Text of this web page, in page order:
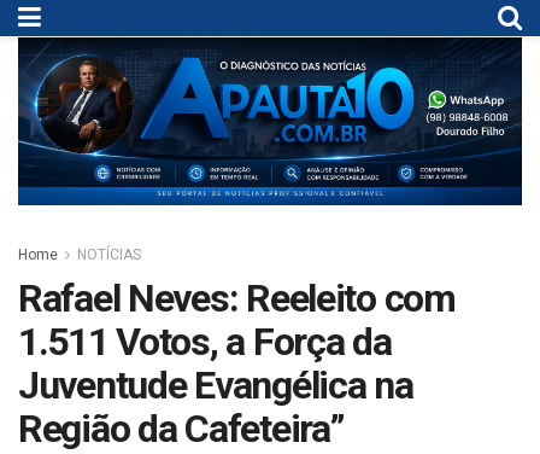
Home NOTÍCIAS
Rafael Neves: Reeleito com
1.511 Votos, a Força da
Juventude Evangélica na
Região da Cafeteira”